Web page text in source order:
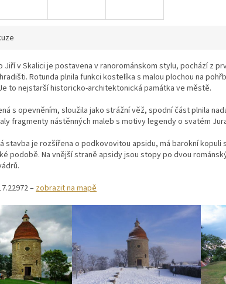
Jiří v Skalici je postavena v ranorománskom stylu, pochází z
Rotunda plnila funkci kostelíka s malou plochou na
to nejstarší historicko-architektonická památka ve městě.
s opevněním, sloužila jako strážní věž, spodní část plnila
fragmenty nástěnných maleb s motivy legendy o svatém
stavba je rozšířena o podkovovitou apsidu, má barokní kopuli
podobě. Na vnější straně apsidy jsou stopy po dvou
–zobrazit na mapě